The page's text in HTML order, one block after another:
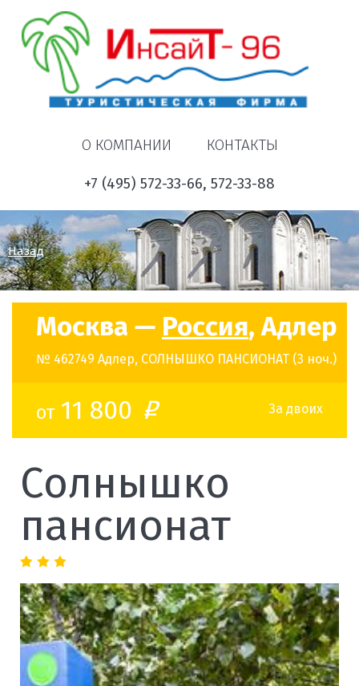
О КОМПАНИИ КОНТАКТЫ
+7 (495) 572-33-66, 572-33-88
Назад
Москва — Россия, Адлер
№ 462749 Адлер, СОЛНЫШКО ПАНСИОНАТ (3 ноч.)
от11 800 o За двоих
Солнышко
пансионат